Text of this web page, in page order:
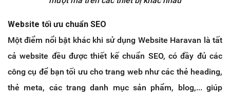
Website tối ưu chuẩn SEO
Một điểm nổi bật khác khi sử dụng Website Haravan là tất
cả website đều được thiết kế chuẩn SEO, có đầy đủ các
công cụ để bạn tối ưu cho trang web như các thẻ heading,
thẻ meta, các trang danh mục sản phẩm, blog,... giúp